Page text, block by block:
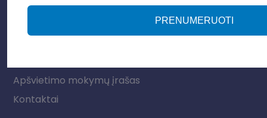
Apšvietimo mokymų įrašas
Kontaktai
PRENUMERUOTI